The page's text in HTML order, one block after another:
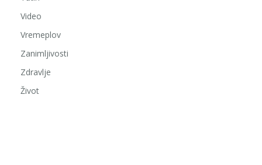
Video
Vremeplov
Zanimljivosti
Zdravlje
Život